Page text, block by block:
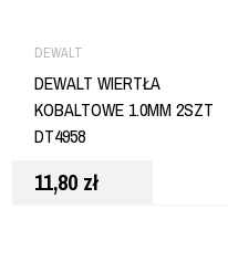
DEWALT
DEWALT WIERTŁA
KOBALTOWE 1.0MM 2SZT
DT4958
11,80 zł